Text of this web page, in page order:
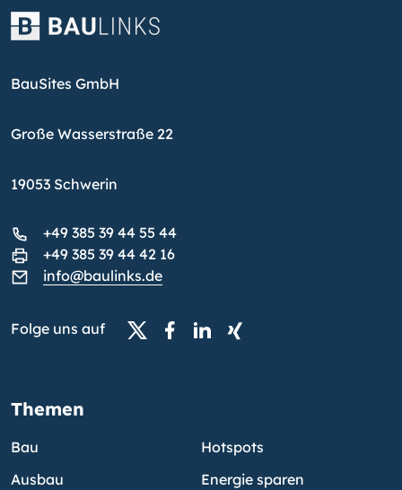
BauSites GmbH
Große Wasserstraße 22
19053 Schwerin
+49 385 39 44 55 44
+49 385 39 44 42 16
info@baulinks.de
Folge uns auf
Themen
Bau
Ausbau
Hotspots
Energie sparen